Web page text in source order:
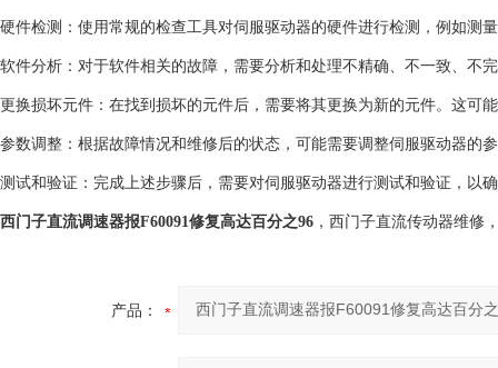
硬件检测：使用常规的检查工具对伺服驱动器的硬件进行检测，例如测
软件分析：对于软件相关的故障，需要分析和处理不精确、不一致、不
更换损坏元件：在找到损坏的元件后，需要将其更换为新的元件。这可
参数调整：根据故障情况和维修后的状态，可能需要调整伺服驱动器的
测试和验证：完成上述步骤后，需要对伺服驱动器进行测试和验证，以
西门子直流调速器报F60091修复高达百分之96 ，西门子直流传动器维修
产品：